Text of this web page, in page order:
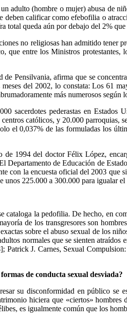
(hombre o mujer) abusa de
calificar como efebofilia o
queda aún por debajo del 2%
no religiosas han admitido tener
entre los Ministros
Pensilvania, afirma que se
del 2002, lo constata: Los 61
más numerosos según
sacerdotes pederastas en
católicos, y 20.000
el 0,037% de las formuladas los
1994 del doctor Félix López,
Departamento de Educación de
con la encuesta oficial del 2003
225.000 a 300.000 para igualar
la pedofilia. De hecho, en
de los transgresores son
sobre el abuso sexual de los
normales que se sienten
J. Carnes, Sexual
de conducta sexual desviada?
su disconformidad en público se
hiciera que «ciertos»
es igualmente común que los